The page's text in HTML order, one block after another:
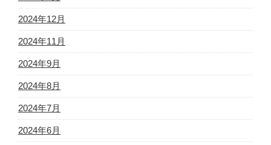
2024年12月
2024年11月
2024年9月
2024年8月
2024年7月
2024年6月